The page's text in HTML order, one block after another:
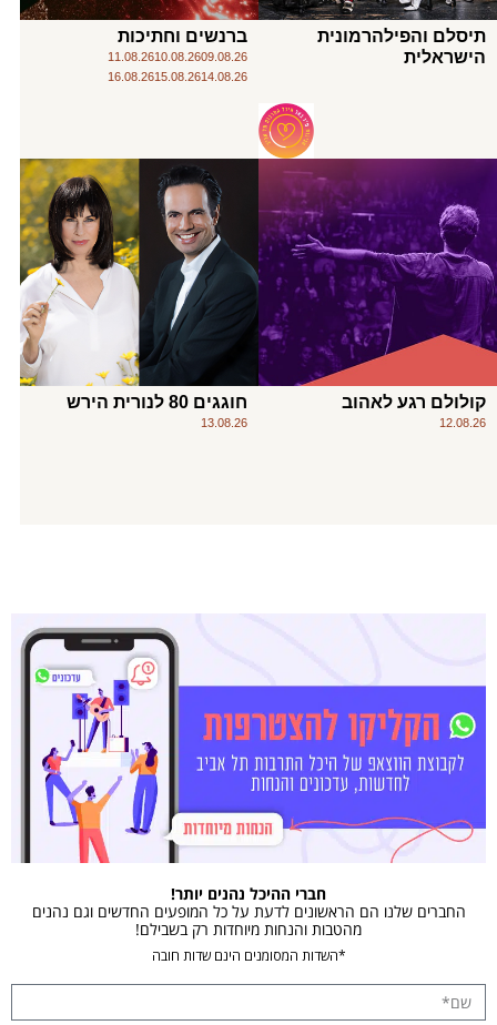
תיסלם והפילהרמונית
הישראלית
ברנשים וחתיכות
09.08.26
10.08.26
11.08.26
14.08.26
15.08.26
16.08.26
קולולם רגע לאהוב
12.08.26
חוגגים 80 לנורית הירש
13.08.26
חברי ההיכל נהנים יותר!
החברים שלנו הם הראשונים לדעת על כל המופעים החדשים וגם נהנים
מהטבות והנחות מיוחדות רק בשבילם!
*השדות המסומנים הינם שדות חובה